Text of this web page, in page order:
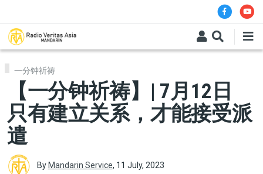
一分钟祈祷
【一分钟祈祷】| 7月12日
只有建立关系，才能接受派
遣
By Mandarin Service, 11 July, 2023